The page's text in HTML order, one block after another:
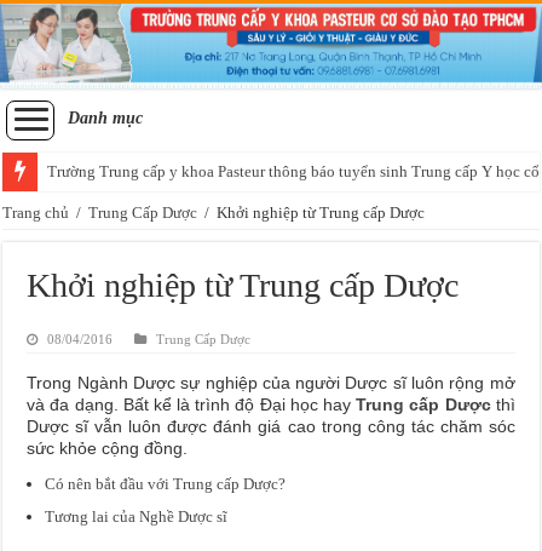
Danh mục
Trường Trung cấp y khoa Pasteur thông báo tuyển sinh Trung cấp Y học
Trang chủ / Trung Cấp Dược / Khởi nghiệp từ Trung cấp Dược
Khởi nghiệp từ Trung cấp Dược
08/04/2016 Trung Cấp Dược
Trong Ngành Dược sự nghiệp của người Dược sĩ luôn rộng mở
và đa dạng. Bất kể là trình độ Đại học hayTrung cấp Dượcthì
Dược sĩ vẫn luôn được đánh giá cao trong công tác chăm sóc
sức khỏe cộng đồng.
Có nên bắt đầu với Trung cấp Dược?
Tương lai của Nghề Dược sĩ